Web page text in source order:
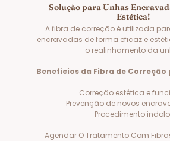
Solução para Unhas
Estética!
A fibra de correção é utilizada
encravadas de forma eficaz e
o realinhamento da
Benefícios da Fibra de Correção
Correção estética e
Prevenção de novos
Procedimento
Agendar O Tratamento Com